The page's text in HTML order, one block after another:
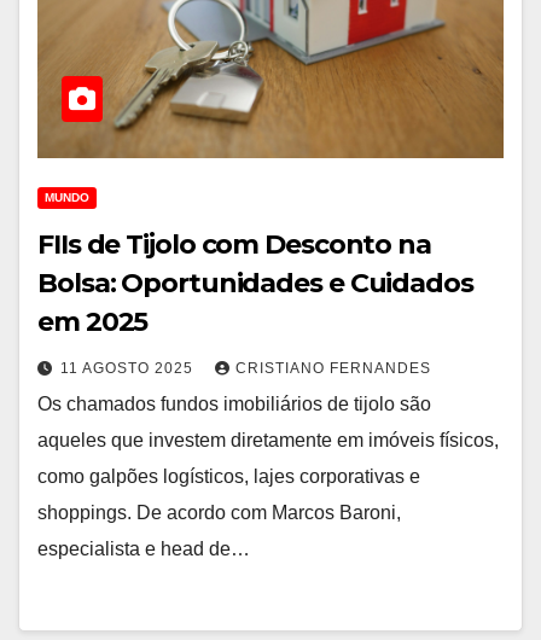
MUNDO
FIIs de Tijolo com Desconto na
Bolsa: Oportunidades e Cuidados
em 2025
11 AGOSTO 2025 CRISTIANO FERNANDES
Os chamados fundos imobiliários de tijolo são
aqueles que investem diretamente em imóveis físicos,
como galpões logísticos, lajes corporativas e
shoppings. De acordo com Marcos Baroni,
especialista e head de…